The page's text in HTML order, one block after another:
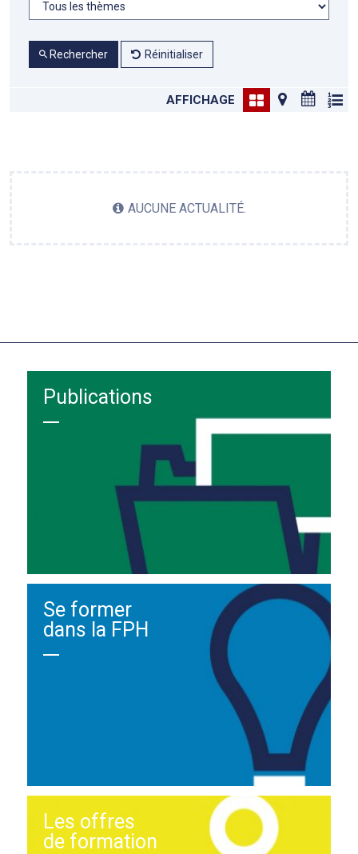
Rechercher Réinitialiser
AFFICHAGE
AUCUNE ACTUALITÉ.
Publications
Se former
dans la FPH
Les offres
de formation